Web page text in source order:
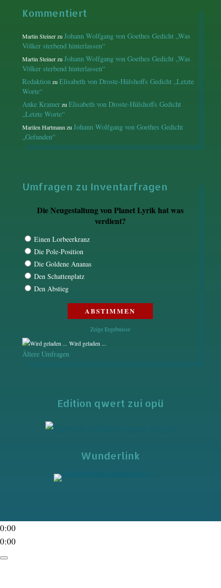
Kommentiert
Martin SteinerzuJohann Wolfgang von Goethes Gedicht „Was
Völker sterbend hinterlassen“
Martin SteinerzuJohann Wolfgang von Goethes Gedicht „Was
Völker sterbend hinterlassen“
RedaktionzuElisabeth von Droste-Hülshoffs Gedicht „Letzte
Worte“
Anke KramerzuElisabeth von Droste-Hülshoffs Gedicht
„Letzte Worte“
Marilen HartmannzuJohann Wolfgang von Goethes Gedicht
„Gefunden“
Umfragen zu Inventarfragen
Die Neugestaltung von Planet Lyrik hat was
verdient?
Einen Lorbeerkranz
Die Pole-Position
Die Goldene Ananas
Den Schattenplatz
Den Abstieg
Zeige Ergebnisse
Wird geladen ...
Ältere Umfragen
Edition qwert zui opü
Wunderlink
0:00
0:00